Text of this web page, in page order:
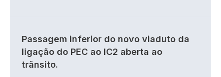
Passagem inferior do novo viaduto da
ligação do PEC ao IC2 aberta ao
trânsito.